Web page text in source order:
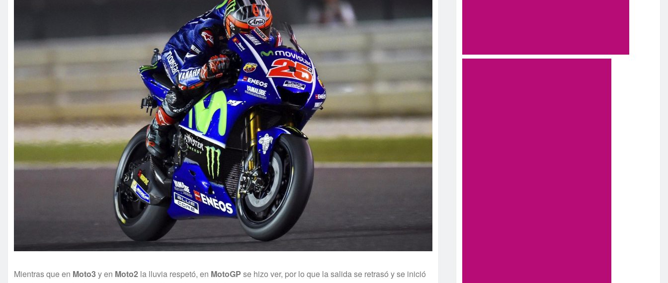
Mientras que en Moto3y en Moto2 la lluvia respetó, en MotoGP se hizo ver, por lo que la salida se retrasó y se inició